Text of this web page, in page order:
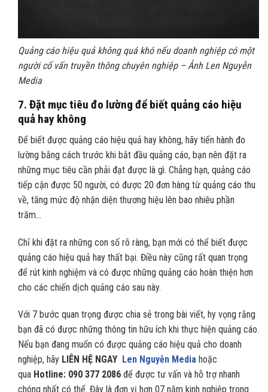
Quảng cáo hiệu quả không quá khó nếu doanh nghiệp có một
người cố vấn truyền thông chuyên nghiệp – Ảnh Len Nguyễn
Media
7. Đặt mục tiêu đo lường để biết quảng cáo hiệu
quả hay không
Để biết được quảng cáo hiệu quả hay không, hãy tiến hành đo
lường bằng cách trước khi bắt đầu quảng cáo, bạn nên đặt ra
những mục tiêu cần phải đạt được là gì. Chẳng hạn, quảng cáo
tiếp cận được 50 người, có được 20 đơn hàng từ quảng cáo thu
về, tăng mức độ nhận diện thương hiệu lên bao nhiêu phần
trăm…
Chỉ khi đặt ra những con số rõ ràng, bạn mới có thể biết được
quảng cáo hiệu quả hay thất bại. Điều này cũng rất quan trọng
để rút kinh nghiệm và có được những quảng cáo hoàn thiện hơn
cho các chiến dịch quảng cáo sau này.
Với 7 bước quan trọng được chia sẻ trong bài viết, hy vọng rằng
bạn đã có được những thông tin hữu ích khi thực hiện quảng cáo.
Nếu bạn đang muốn có được quảng cáo hiệu quả cho doanh
nghiệp, hãy LIÊN HỆ NGAY Len Nguyễn Media hoặc
qua Hotline: 090 377 2086 để được tư vấn và hỗ trợ nhanh
chóng nhất có thể. Đây là đơn vị hơn 07 năm kinh nghiệp trong